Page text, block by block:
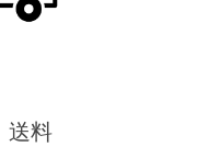
送料